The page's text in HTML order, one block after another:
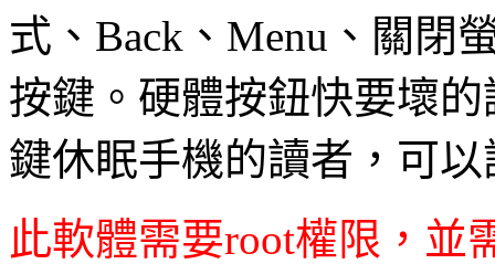
式、Back、Menu、關閉
按鍵。硬體按鈕快要壞
鍵休眠手機的讀者，可
此軟體需要root權限，並